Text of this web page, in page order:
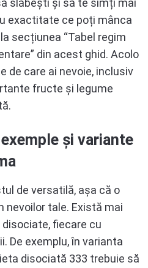
slăbești și să te simți mai
exactitate ce poți mânca
secțiunea “Tabel regim
din acest ghid. Acolo
de care ai nevoie, inclusiv
fructe și legume
și variante
de versatilă, așa că o
nevoilor tale. Există mai
fiecare cu
De exemplu, în varianta
disociată 333 trebuie să